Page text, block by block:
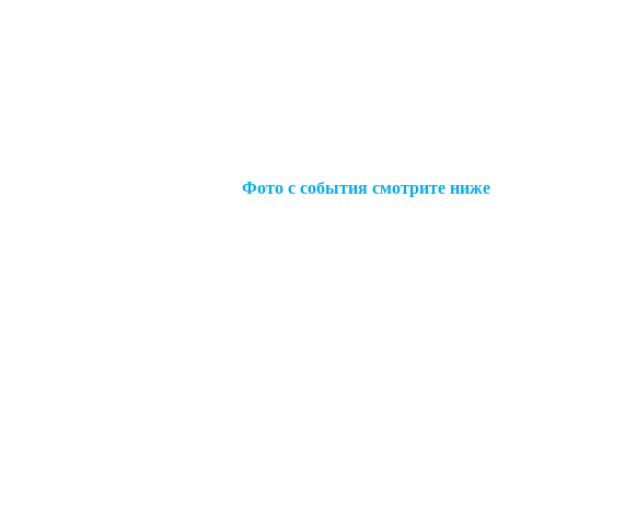
Фото с события смотрите ниже